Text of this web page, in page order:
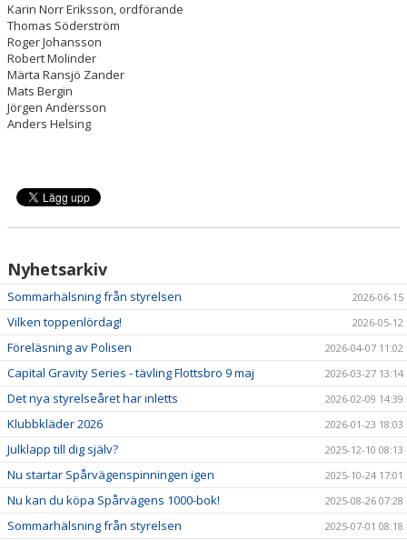
Karin Norr Eriksson, ordförande
Thomas Söderström
Roger Johansson
Robert Molinder
Märta Ransjö Zander
Mats Bergin
Jörgen Andersson
Anders Helsing
Nyhetsarkiv
Sommarhälsning från styrelsen 2026-06-15
Vilken toppenlördag! 2026-05-12
Föreläsning av Polisen 2026-04-07 11:02
Capital Gravity Series - tävling Flottsbro 9 maj 2026-03-27 13:14
Det nya styrelseåret har inletts 2026-02-09 14:39
Klubbkläder 2026 2026-01-23 18:03
Julklapp till dig själv? 2025-12-10 08:13
Nu startar Spårvägenspinningen igen 2025-10-24 17:01
Nu kan du köpa Spårvägens 1000-bok! 2025-08-26 07:28
Sommarhälsning från styrelsen 2025-07-01 08:18